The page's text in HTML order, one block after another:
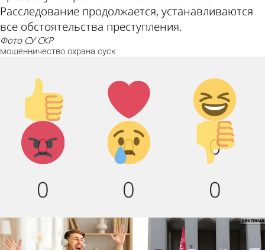
Расследование продолжается, устанавливаются
все обстоятельства преступления.
фото СУ СКР
мошенничество охрана суск
Палец
вверх!
0
Лайк!
0
Дикий
смех!
0
Агрессия!
0
Грусть :
(
0
Палец
вниз!
0